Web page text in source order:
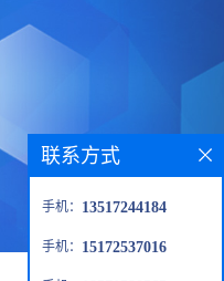
联系方式
手机： 13517244184
手机： 15172537016